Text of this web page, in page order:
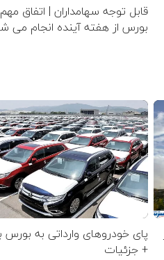
قابل توجه سهامداران | اتفاق
بورس از هفته آینده انجام می
پای خودروهای وارداتی به بورس
+ جزئیات